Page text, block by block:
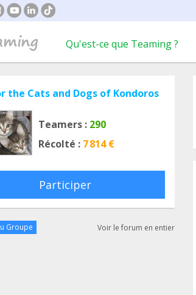
Qu'est-ce que Teaming ?
the Cats and Dogs of Kondoros
Teamers : 290
Récolté : 7 814 €
Participer
Groupe Voir le forum en entier